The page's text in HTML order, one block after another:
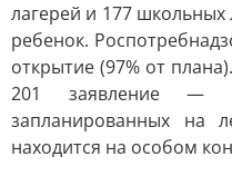
лагерей и 177 школьных
ребенок.
открытие (97% от
201 заявление —
запланированных на
находится на особом